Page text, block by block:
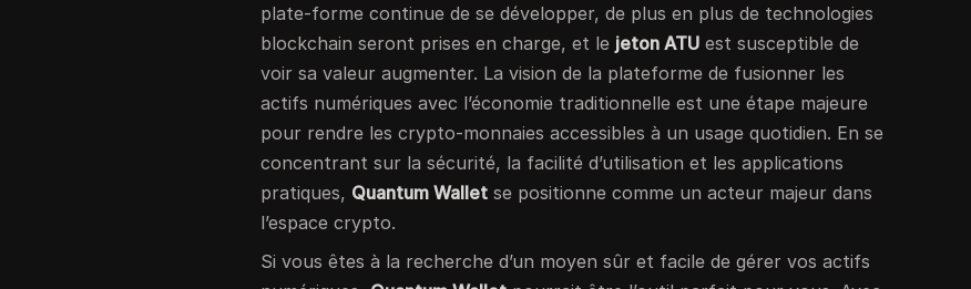
plate-forme continue de se développer, de plus en plus de technologies
blockchain seront prises en charge, et le jeton ATU est susceptible de
voir sa valeur augmenter. La vision de la plateforme de fusionner les
actifs numériques avec l’économie traditionnelle est une étape majeure
pour rendre les crypto-monnaies accessibles à un usage quotidien. En se
concentrant sur la sécurité, la facilité d’utilisation et les applications
pratiques, Quantum Wallet se positionne comme un acteur majeur dans
l’espace crypto.
Si vous êtes à la recherche d’un moyen sûr et facile de gérer vos actifs